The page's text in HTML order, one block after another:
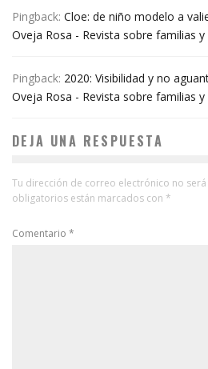
Pingback: Cloe: de niño modelo a
Oveja Rosa - Revista sobre familias
Pingback: 2020: Visibilidad y no
Oveja Rosa - Revista sobre familias
DEJA UNA RESPUESTA
Tu dirección de correo electrónico no
obligatorios están marcados con *
Comentario *